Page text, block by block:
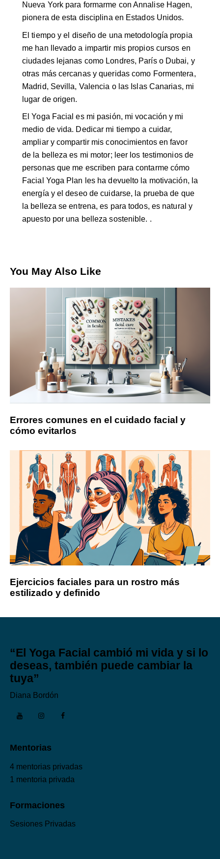
Nueva York para formarme con Annalise Hagen,
pionera de esta disciplina en Estados Unidos.
El tiempo y el diseño de una metodología propia
me han llevado a impartir mis propios cursos en
ciudades lejanas como Londres, París o Dubai, y
otras más cercanas y queridas como Formentera,
Madrid, Sevilla, Valencia o las Islas Canarias, mi
lugar de origen.
El Yoga Facial es mi pasión, mi vocación y mi
medio de vida. Dedicar mi tiempo a cuidar,
ampliar y compartir mis conocimientos en favor
de la belleza es mi motor; leer los testimonios de
personas que me escriben para contarme cómo
Facial Yoga Plan les ha devuelto la motivación, la
energía y el deseo de cuidarse, la prueba de que
la belleza se entrena, es para todos, es natural y
apuesto por una belleza sostenible. .
You May Also Like
Errores comunes en el cuidado facial y
cómo evitarlos
Ejercicios faciales para un rostro más
estilizado y definido
“El Yoga Facial cambió mi vida y si lo
deseas, también puede cambiar la
tuya”
Diana Bordón
Mentorias
4 mentorias privadas
1 mentoria privada
Formaciones
Sesiones Privadas